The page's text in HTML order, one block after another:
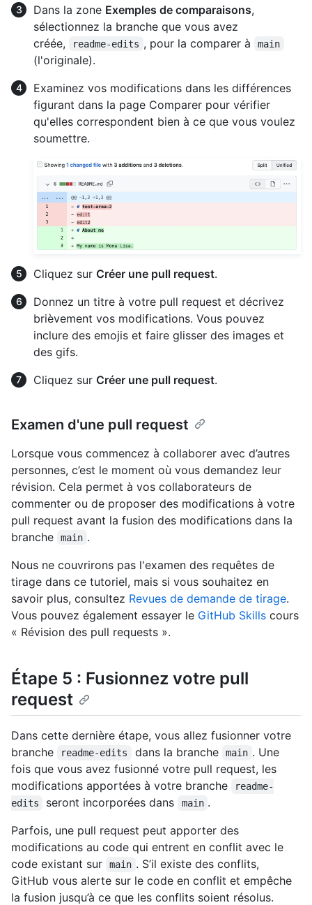
Dans la zone Exemples de comparaisons,
sélectionnez la branche que vous avez
créée,
readme-edits , pour la comparer à main
(l'originale).
Examinez vos modifications dans les différences
figurant dans la page Comparer pour vérifier
qu'elles correspondent bien à ce que vous voulez
soumettre.
Cliquez sur Créer une pull request.
Donnez un titre à votre pull request et décrivez
brièvement vos modifications. Vous pouvez
inclure des emojis et faire glisser des images et
des gifs.
Cliquez sur Créer une pull request.
Examen d'une pull request
Lorsque vous commencez à collaborer avec d’autres
personnes, c’est le moment où vous demandez leur
révision. Cela permet à vos collaborateurs de
commenter ou de proposer des modifications à votre
pull request avant la fusion des modifications dans la
branche
main .
Nous ne couvrirons pas l'examen des requêtes de
tirage dans ce tutoriel, mais si vous souhaitez en
savoir plus, consultez Revues de demande de tirage.
Vous pouvez également essayer le GitHub Skills cours
« Révision des pull requests ».
Étape 5 : Fusionnez votre pull
request
Dans cette dernière étape, vous allez fusionner votre
branche
readme-edits dans la branche main . Une
fois que vous avez fusionné votre pull request, les
modifications apportées à votre branche
readme-
edits
seront incorporées dans main .
Parfois, une pull request peut apporter des
modifications au code qui entrent en conflit avec le
code existant sur
main . S’il existe des conflits,
GitHub vous alerte sur le code en conflit et empêche
la fusion jusqu’à ce que les conflits soient résolus.